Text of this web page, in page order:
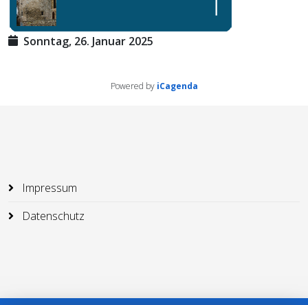
Sonntag, 26. Januar 2025
Powered by iCagenda
Impressum
Datenschutz